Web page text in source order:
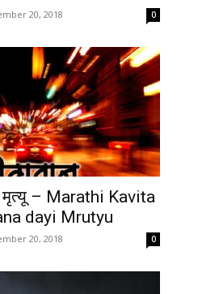
20, 2018 0
मृत्यू – Marathi Kavita
dayi Mrutyu
20, 2018 0